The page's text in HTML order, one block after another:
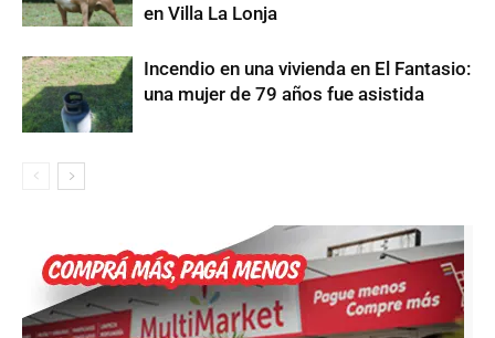
en Villa La Lonja
Incendio en una vivienda en El Fantasio:
una mujer de 79 años fue asistida